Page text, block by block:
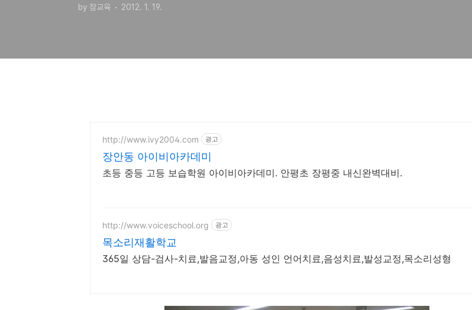
by 참교육 2012. 1. 19.
http://www.ivy2004.com 광고
장안동 아이비아카데미
초등 중등 고등 보습학원 아이비아카데미. 안평초 장평중 내신완벽대비.
http://www.voiceschool.org 광고
목소리재활학교
365일 상담-검사-치료,발음교정,아동 성인 언어치료,음성치료,발성교정,목소리성형